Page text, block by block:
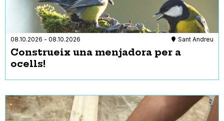
08.10.2026 - 08.10.2026 Sant Andreu
Construeix una menjadora per a
ocells!